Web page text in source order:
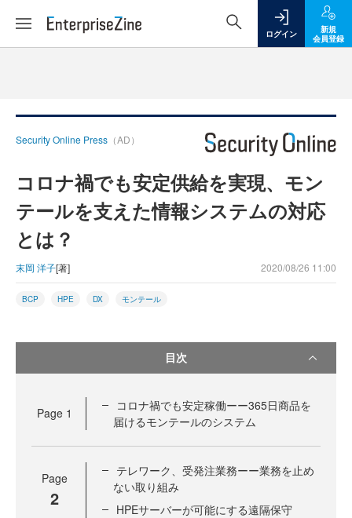
ログイン
新規
会員登録
Security Online Press （AD）
コロナ禍でも安定供給を実現、モン
テールを支えた情報システムの対応
とは？
末岡 洋子[著] 2020/08/26 11:00
BCP HPE DX モンテール
目次
Page 1
コロナ禍でも安定稼働ーー365日商品を
届けるモンテールのシステム
Page
2
テレワーク、受発注業務ーー業務を止め
ない取り組み
HPEサーバーが可能にする遠隔保守